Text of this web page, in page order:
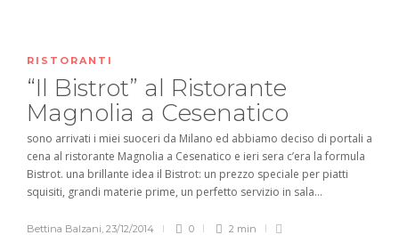
RISTORANTI
“Il Bistrot” al Ristorante
Magnolia a Cesenatico
sono arrivati i miei suoceri da Milano ed abbiamo deciso di portali a
cena al ristorante Magnolia a Cesenatico e ieri sera c’era la formula
Bistrot. una brillante idea il Bistrot: un prezzo speciale per piatti
squisiti, grandi materie prime, un perfetto servizio in sala...
Bettina Balzani 23/12/2014 0 2 min